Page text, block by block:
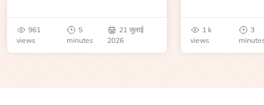
961
views
5
minutes
21 जुलाई
2026
जानें।1 k
views
3